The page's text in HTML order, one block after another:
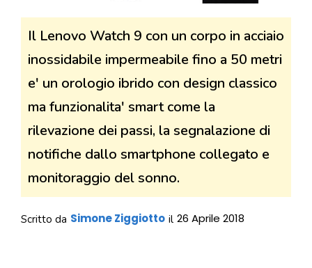
Il Lenovo Watch 9 con un corpo in acciaio
inossidabile impermeabile fino a 50 metri
e' un orologio ibrido con design classico
ma funzionalita' smart come la
rilevazione dei passi, la segnalazione di
notifiche dallo smartphone collegato e
monitoraggio del sonno.
Scritto da Simone Ziggiotto il 26 Aprile 2018